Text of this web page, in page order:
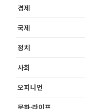
경제
국제
정치
사회
오피니언
문화·라이프